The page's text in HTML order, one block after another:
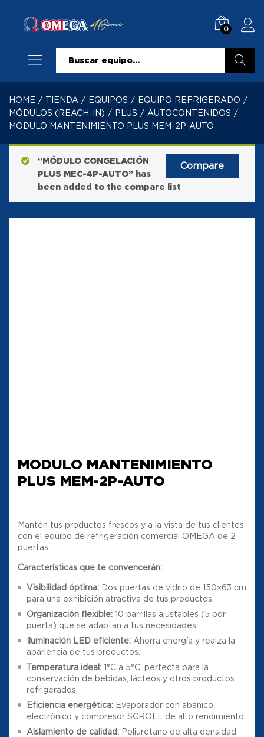
0
HOME / TIENDA / EQUIPOS / EQUIPO REFRIGERADO /
MÓDULOS (REACH-IN) / PLUS / AUTOCONTENIDOS /
MODULO MANTENIMIENTO PLUS MEM-2P-AUTO
Compare
“MÓDULO CONGELACIÓN
PLUS MEC-4P-AUTO” has
been added to the compare list
MODULO MANTENIMIENTO
PLUS MEM-2P-AUTO
Mantén tus productos frescos y a la vista de tus clientes
con el equipo de refrigeración comercial OMEGA de 2
puertas.
Características que te convencerán:
Visibilidad óptima: Dos puertas de vidrio de 150×63 cm
para una exhibición atractiva de tus productos.
Organización flexible: 10 parrillas ajustables (5 por
puerta) que se adaptan a tus necesidades.
Iluminación LED eficiente: Ahorra energía y realza la
apariencia de tus productos.
Temperatura ideal: 1°C a 5°C, perfecta para la
conservación de bebidas, lácteos y otros productos
refrigerados.
Eficiencia energética: Evaporador con abanico
electrónico y compresor SCROLL de alto rendimiento.
Aislamiento de calidad: Poliuretano de alta densidad